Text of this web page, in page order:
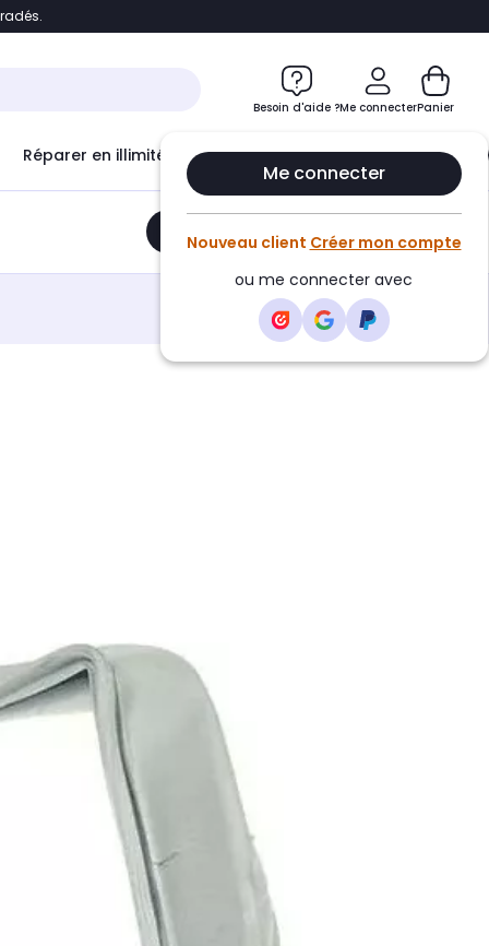
Accéder directement au chatbot
Besoin d'aide ?Me connecter
Me connecter
Nouveau client Créer mon compte
ou me connecter avec
Panier
Réparer en illimité avec Le Club Infinity
Ajouter au panier